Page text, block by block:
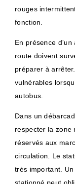
rouges
fonction.
En présence
route doivent
préparer à
vulnérables
autobus.
Dans un
respecter la zone
réservés aux
circulation. Le
très important.